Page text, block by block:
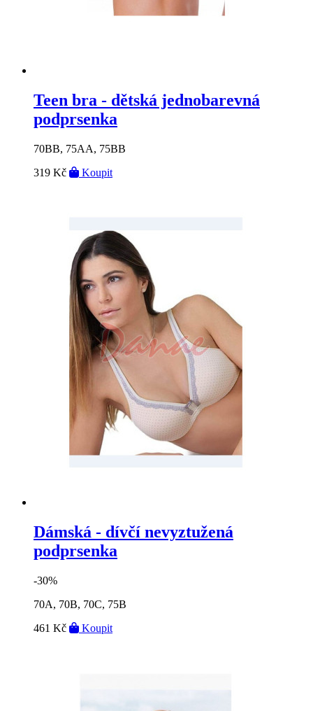
Teen bra - dětská jednobarevná
podprsenka
70BB, 75AA, 75BB
319 Kč
Koupit
Dámská - dívčí nevyztužená
podprsenka
-30%
70A, 70B, 70C, 75B
461 Kč
Koupit